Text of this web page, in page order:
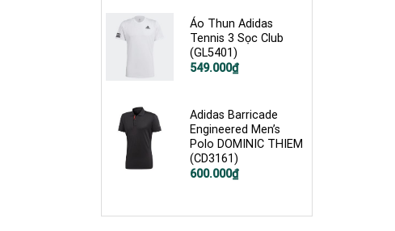
Áo Thun Adidas
Tennis 3 Sọc Club
(GL5401)
Giá
549.000₫
Giá
549.000₫.
Adidas Barricade
Engineered Men’s
Polo DOMINIC THIEM
(CD3161)
Giá
600.000₫
Giá
600.000₫.